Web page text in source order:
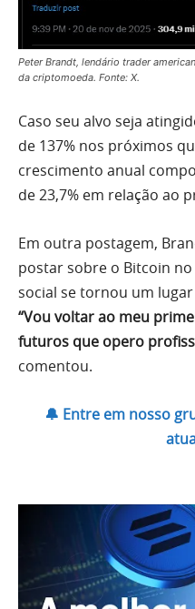
Peter Brandt, lendário trader
da criptomoeda. Fonte: X.
Caso seu alvo seja
de 137% nos próximos
crescimento anual
de 23,7% em relação ao
Em outra postagem,
postar sobre o Bitcoin
social se tornou um
“Vou voltar ao meu
futuros que opero
comentou.
🔔 Entre em nosso